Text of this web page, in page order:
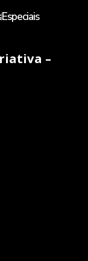
Especiais
–